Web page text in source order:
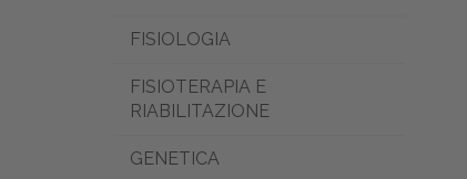
FISIOLOGIA
FISIOTERAPIA E
RIABILITAZIONE
GENETICA